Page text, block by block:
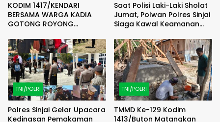
KODIM 1417/KENDARI
BERSAMA WARGA KADIA
GOTONG ROYONG
DENGAN SEMANGAT MERAH
PUTIH
Saat Polisi Laki-Laki Sholat
Jumat, Polwan Polres Sinjai
Siaga Kawal Keamanan
TNI/POLRI
Polres Sinjai Gelar Upacara
Kedinasan Pemakaman
TNI/POLRI
TMMD Ke-129 Kodim
1413/Buton Matangkan